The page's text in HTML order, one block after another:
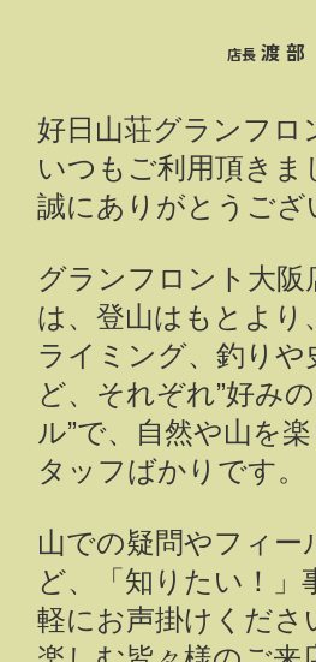
店長 渡部
好日山荘グランフロ
いつもご利用頂きま
誠にありがとうござ
グランフロント大阪
は、登山はもとより
ライミング、釣りや
ど、それぞれ”好み
ル”で、自然や山を
タッフばかりです。
山での疑問やフィー
ど、「知りたい！」
軽にお声掛けくださ